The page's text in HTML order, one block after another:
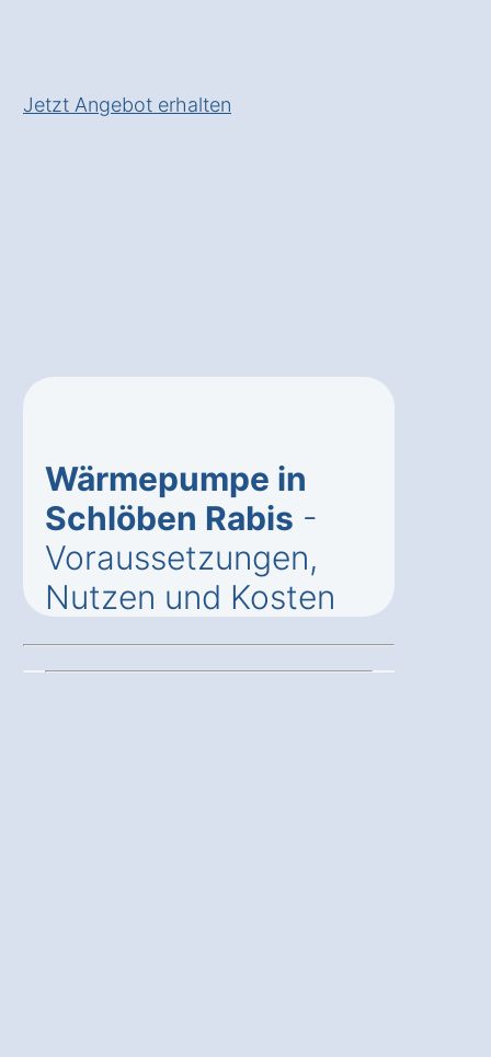
Jetzt Angebot erhalten
Wärmepumpe in
Schlöben Rabis -
Voraussetzungen,
Nutzen und Kosten